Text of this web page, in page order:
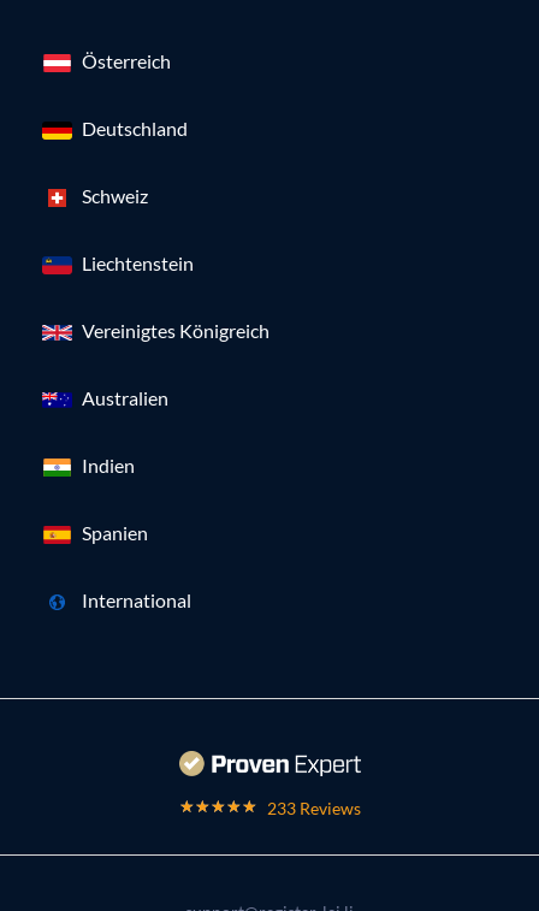
Österreich
Deutschland
Schweiz
Liechtenstein
Vereinigtes Königreich
Australien
Indien
Spanien
International
233 Reviews